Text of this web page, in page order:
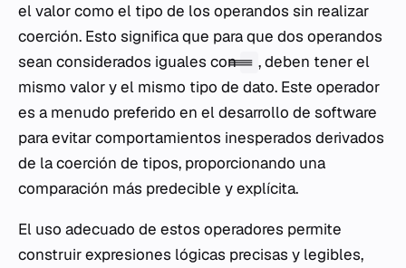
el valor como el tipo de los operandos sin realizar
coerción. Esto significa que para que dos operandos
sean considerados iguales con === , deben tener el
mismo valor y el mismo tipo de dato. Este operador
es a menudo preferido en el desarrollo de software
para evitar comportamientos inesperados derivados
de la coerción de tipos, proporcionando una
comparación más predecible y explícita.
El uso adecuado de estos operadores permite
construir expresiones lógicas precisas y legibles,